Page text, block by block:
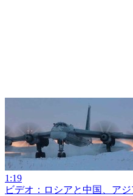
1:19
ビデオ：ロシアと中国、ア